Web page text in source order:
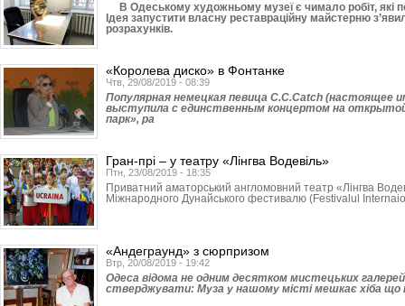
В Одеському художньому музеї є чимало робіт, які
Ідея запустити власну реставраційну майстерню
розрахунків.
«Королева диско» в Фонтанке
Чтв, 29/08/2019 - 08:39
Популярная немецкая певица C.C.Catch (настоящее
выступила с единственным концертом на
парк», ра
Гран-прі – у театру «Лінгва Водевіль»
Птн, 23/08/2019 - 18:35
Приватний аматорський англомовний театр «Лінгва
Міжнародного Дунайського фестивалю (Festivalul
«Андеграунд» з сюрпризом
Втр, 20/08/2019 - 19:42
Одеса відома не одним десятком мистецьких
стверджувати: Муза у нашому місті мешкає хіба що